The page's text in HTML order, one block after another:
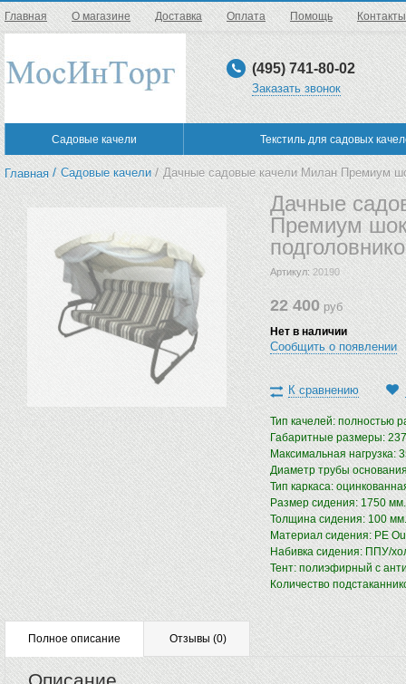
Главная О магазине Доставка Оплата Помощь Контакты
(495) 741-80-02
Заказать звонок
Садовые качели Текстиль для садовых
Главная / Садовые качели / Дачные садовые качели Милан Премиум
Дачные
Премиум
Артикул:20190
22 400 руб
Нет в наличии
Сообщить о появлении
К сравнению
Тип качелей: полностью
Габаритные размеры:
Максимальная нагрузка:
Диаметр трубы
Тип каркаса:
Размер сидения: 1750 мм.
Толщина сидения: 100 мм.
Материал сидения: PE
Набивка сидения: ППУ/
Тент: полиэфирный с
Количество
Полное описание Отзывы (0)